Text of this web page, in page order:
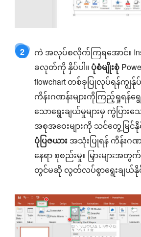
2
ကဲ အလုပ်စလိုက်ကြရအောင်။
ခလုတ်ကို နှိပ်ပါ။ ပုံစံမျိုးစုံ
flowchart တစ်ခုပြုလုပ်ရန်က
ကိန်းဂဏန်းများကိုကြည့်ရှုရန်ရွေး
သောရွေးချယ်မှုများမှ ကွဲပြားသ
အစုအဝေးများကို သင်တွေ့မြင်နို
ပုံပြဇယား အသုံးပြုရန် ကိန်းဂဏ
နေရာ စုစည်းမှု။ မြှားများ
တွင်မဆို လွတ်လပ်စွာရွေးချယ်နို